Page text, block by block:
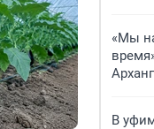
«Мы
В